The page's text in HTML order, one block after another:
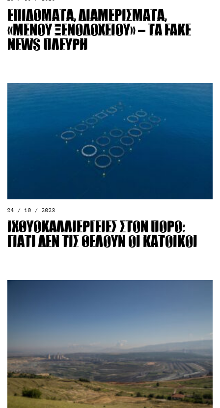
Επιδόματα, διαμερίσματα,
«μενού ξενοδοχείου» – Τα fake
news Πλεύρη
24 / 10 / 2023
Ιχθυοκαλλιέργειες στον Πόρο:
Γιατί δεν τις θέλουν οι κάτοικοι